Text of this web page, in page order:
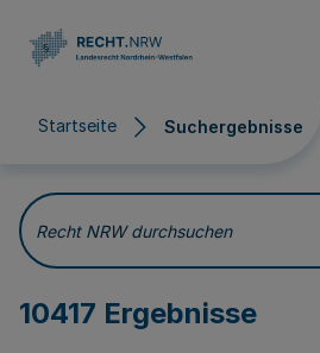
Startseite Suchergebnisse
Suchergebnisse
Recht NRW durchsuchen
10417 Ergebnisse